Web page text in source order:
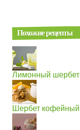
Похожие рецепты
Лимонный шербет
Шербет кофейный